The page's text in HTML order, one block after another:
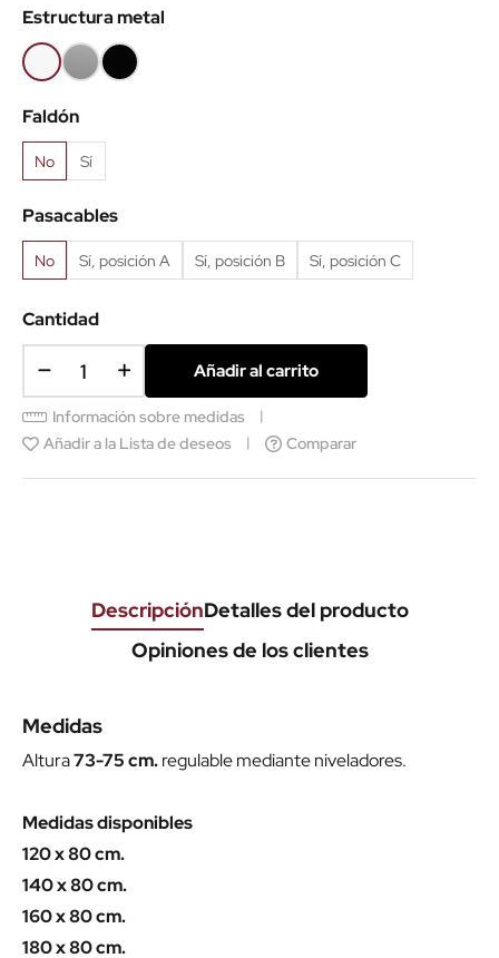
Estructura metal
BlancoGris
aluminio
Negro
Faldón
No Sí
Pasacables
No Sí, posición A Sí, posición B Sí, posición C
Cantidad
Añadir al carrito
Información sobre medidas
Añadir a la Lista de deseos
Comparar
DescripciónDetalles del producto
Opiniones de los clientes
Medidas
Altura73-75 cm.regulable mediante niveladores.
Medidas disponibles
120 x 80 cm.
140 x 80 cm.
160 x 80 cm.
180 x 80 cm.